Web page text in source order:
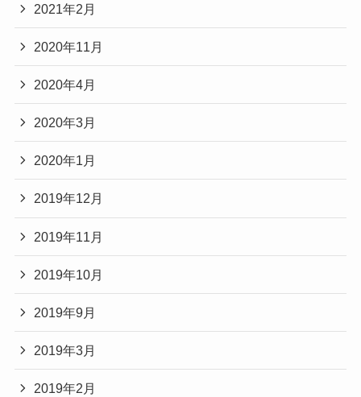
2021年2月
2020年11月
2020年4月
2020年3月
2020年1月
2019年12月
2019年11月
2019年10月
2019年9月
2019年3月
2019年2月